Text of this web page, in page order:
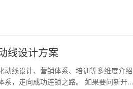
线设计方案
线设计、营销体系、培训等多维度介绍
，走向成功连锁之路。 如果要问新开游